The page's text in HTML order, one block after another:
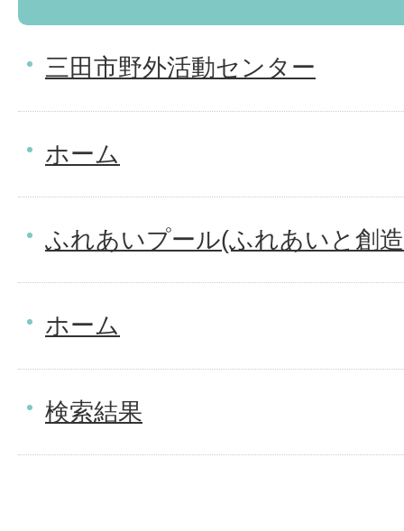
三田市野外活動センター
ホーム
ふれあいプール(ふれあいと創
ホーム
検索結果